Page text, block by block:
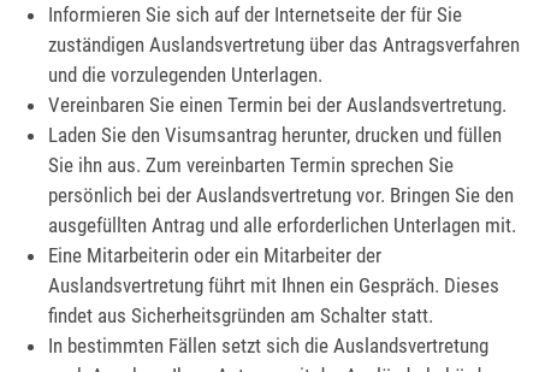
Informieren Sie sich auf der Internetseite der für Sie
zuständigen Auslandsvertretung über das Antragsverfahren
und die vorzulegenden Unterlagen.
Vereinbaren Sie einen Termin bei der Auslandsvertretung.
Laden Sie den Visumsantrag herunter, drucken und füllen
Sie ihn aus. Zum vereinbarten Termin sprechen Sie
persönlich bei der Auslandsvertretung vor. Bringen Sie den
ausgefüllten Antrag und alle erforderlichen Unterlagen mit.
Eine Mitarbeiterin oder ein Mitarbeiter der
Auslandsvertretung führt mit Ihnen ein Gespräch. Dieses
findet aus Sicherheitsgründen am Schalter statt.
In bestimmten Fällen setzt sich die Auslandsvertretung